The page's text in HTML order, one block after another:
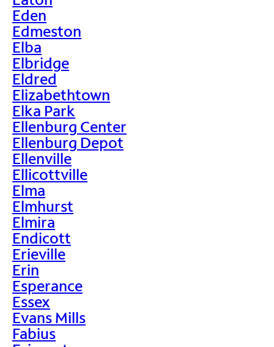
Eden
Edmeston
Elba
Elbridge
Eldred
Elizabethtown
Elka Park
Ellenburg Center
Ellenburg Depot
Ellenville
Ellicottville
Elma
Elmhurst
Elmira
Endicott
Erieville
Erin
Esperance
Essex
Evans Mills
Fabius